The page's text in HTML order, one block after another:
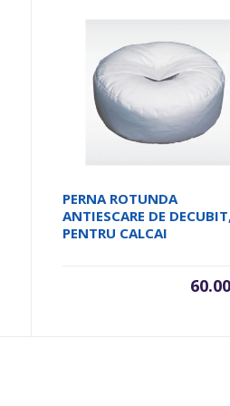
PERNA ROTUNDA
ANTIESCARE DE
PENTRU CALCAI
60.00